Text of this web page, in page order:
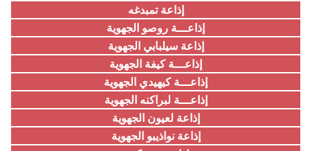
إذاعة تمبدغه
إذاعـــة روصو الجهوية
إذاعة سيلبابي الجهوية
إذاعـــة كيفة الجهوية
إذاعـــة كيهيدي الجهوية
إذاعـــة لبراكنه الجهوية
إذاعة لعيون الجهوية
إذاعة نواذيبو الجهوية